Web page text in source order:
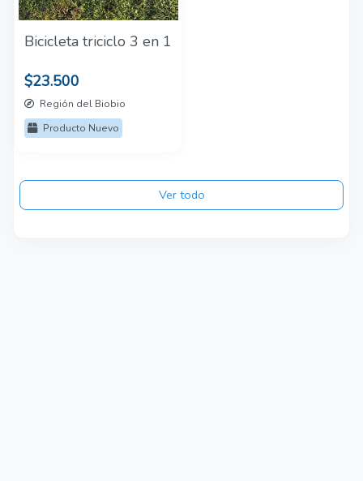
Bicicleta triciclo 3 en 1
$23.500
Región del Biobio
Producto Nuevo
Ver todo